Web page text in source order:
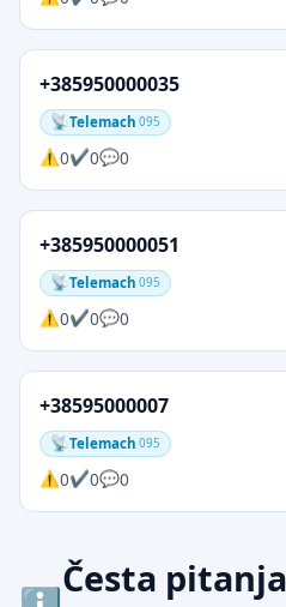
+385950000035
Telemach 095
0 0 0
+385950000051
Telemach 095
0 0 0
+38595000007
Telemach 095
0 0 0
Česta